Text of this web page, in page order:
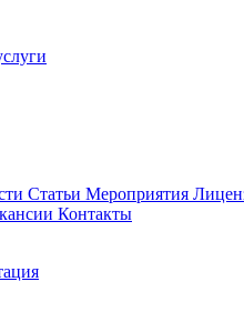
Статьи Мероприятия
Контакты